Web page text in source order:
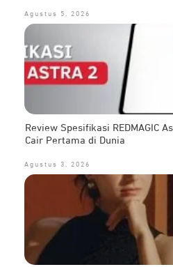
Agustus 5, 2026
Review Spesifikasi REDMAGIC
Cair Pertama di Dunia
Agustus 3, 2026